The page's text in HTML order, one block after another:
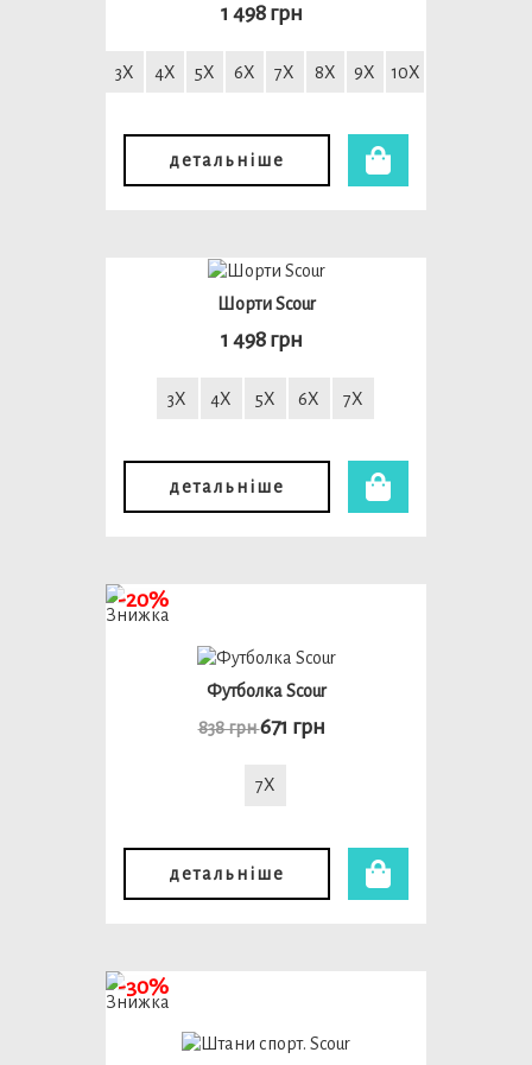
1 498 грн
3X 4X 5X 6X 7X 8X 9X 10X
детальніше
Шорти Scour
1 498 грн
3X 4X 5X 6X 7X
детальніше
Футболка Scour
838 грн671 грн
7X
детальніше
-20%
-30%